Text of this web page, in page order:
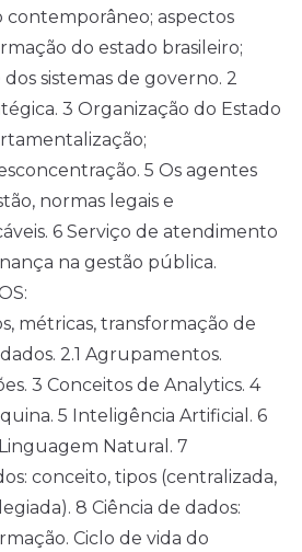
contemporâneo; aspectos
do estado brasileiro;
sistemas de governo. 2
3 Organização do Estado
5 Os agentes
normas legais e
6 Serviço de atendimento
na gestão pública.
métricas, transformação de
2.1 Agrupamentos.
3 Conceitos de Analytics. 4
5 Inteligência Artificial. 6
Natural. 7
conceito, tipos (centralizada,
8 Ciência de dados:
Ciclo de vida do